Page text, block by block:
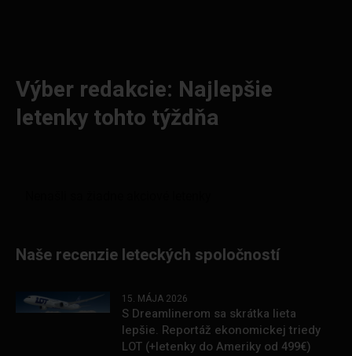
Výber redakcie: Najlepšie
letenky tohto týždňa
Naše recenzie leteckých spoločností
15. MÁJA 2026
S Dreamlinerom sa skrátka lieta
lepšie. Reportáž ekonomickej triedy
LOT (+letenky do Ameriky od 499€)